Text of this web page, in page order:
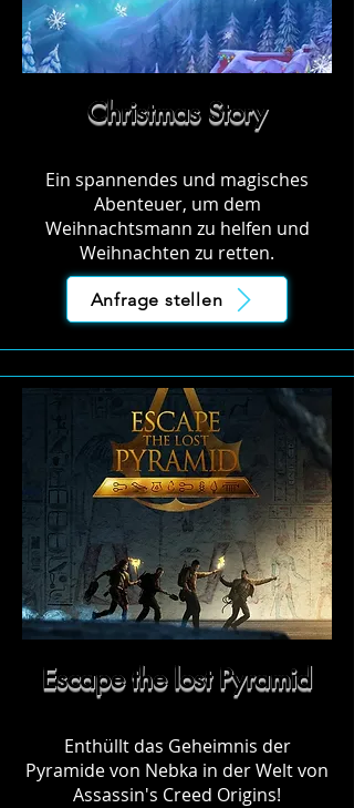
Christmas Story
Ein spannendes und magisches
Abenteuer, um dem
Weihnachtsmann zu helfen und
Weihnachten zu retten.
Anfrage stellen
Escape the lost Pyramid
Enthüllt das Geheimnis der
Pyramide von Nebka in der Welt von
Assassin's Creed Origins!